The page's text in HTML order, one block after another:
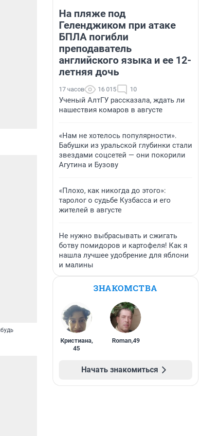
На пляже под
Геленджиком при атаке
БПЛА погибли
преподаватель
английского языка и ее 12-
летняя дочь
17 часов 16 015 10
Ученый АлтГУ рассказала, ждать ли
нашествия комаров в августе
«Нам не хотелось популярности».
Бабушки из уральской глубинки стали
звездами соцсетей — они покорили
Агутина и Бузову
«Плохо, как никогда до этого»:
таролог о судьбе Кузбасса и его
жителей в августе
Не нужно выбрасывать и сжигать
ботву помидоров и картофеля! Как я
нашла лучшее удобрение для яблони
и малины
ЗНАКОМСТВА
Кристиана,
45
Roman,49
Начать знакомиться